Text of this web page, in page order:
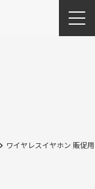
ワイヤレスイヤホン 販促